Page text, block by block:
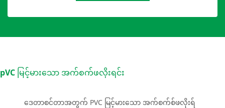
pVC မြင့်မားသော အက်စက်ဖလိုးရင်း
ဒေတာစင်တာအတွက် PVC မြင့်မားသော အက်စက်စ်ဖလိုးရ်